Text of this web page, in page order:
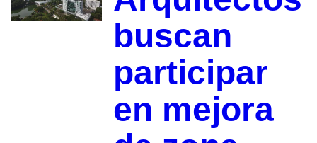
buscan
participar
en mejora